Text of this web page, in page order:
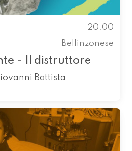
20.00
Bellinzonese
- Il distruttore
Battista